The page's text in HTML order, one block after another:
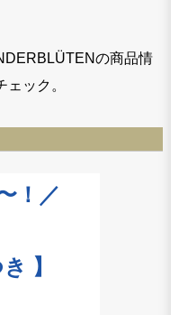
の商品情
ック。